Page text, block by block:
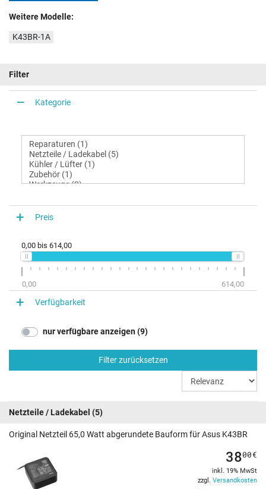
Weitere Modelle:
K43BR-1A
Filter
Kategorie
Preis
0,00 bis 614,00
0,00 614,00
Verfügbarkeit
nur verfügbare anzeigen (9)
Filter zurücksetzen
Netzteile / Ladekabel (5)
Original Netzteil 65,0 Watt abgerundete Bauform für Asus K43BR
3800€
inkl. 19% MwSt
zzgl. Versandkosten